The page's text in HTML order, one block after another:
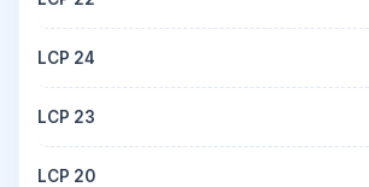
LCP 24
LCP 23
LCP 20